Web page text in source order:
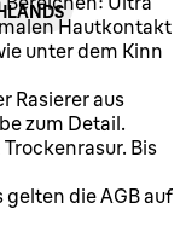
Hautkontakt
unter dem Kinn
Rasierer aus
zum Detail.
Bis
gelten die AGB auf